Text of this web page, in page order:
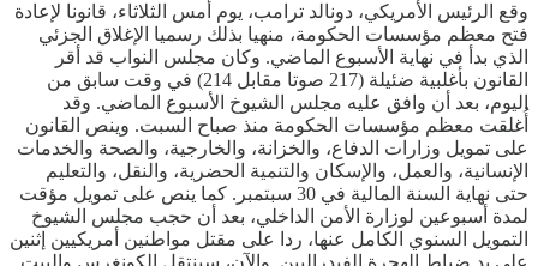
وقع الرئيس الأمريكي، دونالد ترامب، يوم أمس الثلاثاء، قانونا لإعادة
فتح معظم مؤسسات الحكومة، منهيا بذلك رسميا الإغلاق الجزئي
الذي بدأ في نهاية الأسبوع الماضي. وكان مجلس النواب قد أقر
القانون بأغلبية ضئيلة (217 صوتا مقابل 214) في وقت سابق من
اليوم، بعد أن وافق عليه مجلس الشيوخ الأسبوع الماضي. وقد
أُغلقت معظم مؤسسات الحكومة منذ صباح السبت. وينص القانون
على تمويل وزارات الدفاع، والخزانة، والخارجية، والصحة والخدمات
الإنسانية، والعمل، والإسكان والتنمية الحضرية، والنقل، والتعليم
حتى نهاية السنة المالية في 30 سبتمبر. كما ينص على تمويل مؤقت
لمدة أسبوعين لوزارة الأمن الداخلي، بعد أن حجب مجلس الشيوخ
التمويل السنوي الكامل عنها، ردا على مقتل مواطنين أمريكيين إثنين